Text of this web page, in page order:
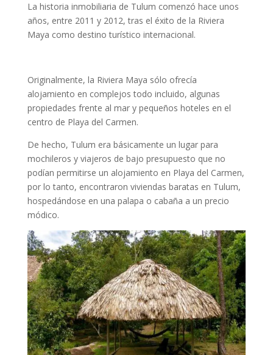
La historia inmobiliaria de Tulum comenzó hace unos
años, entre 2011 y 2012, tras el éxito de la Riviera
Maya como destino turístico internacional.
Originalmente, la Riviera Maya sólo ofrecía
alojamiento en complejos todo incluido, algunas
propiedades frente al mar y pequeños hoteles en el
centro de Playa del Carmen.
De hecho, Tulum era básicamente un lugar para
mochileros y viajeros de bajo presupuesto que no
podían permitirse un alojamiento en Playa del Carmen,
por lo tanto, encontraron viviendas baratas en Tulum,
hospedándose en una palapa o cabaña a un precio
módico.